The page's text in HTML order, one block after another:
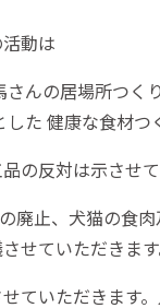
動は
んの居場所つく
た 健康な食材つ
の反対は示させて
廃止、犬猫の食
せていただきます
ていただきます